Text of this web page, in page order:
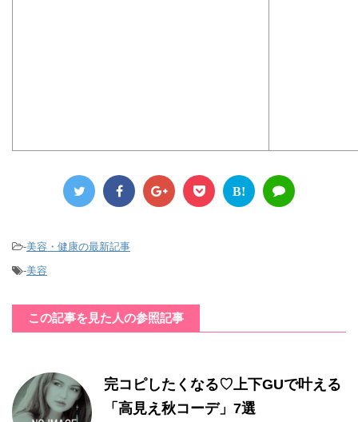
B!
-美容・健康の最新記事
-美容
この記事を見た人の参照記事
完コピしたくなる♡上下GUで叶える
「高見え秋コーデ」7選